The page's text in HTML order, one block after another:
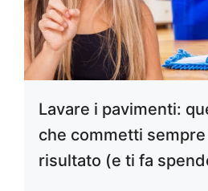
Lavare i pavimenti:
che commetti
risultato (e ti fa